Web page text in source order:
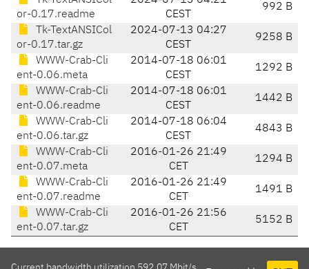
or-0.17.readme
CEST
992 B
Tk-TextANSICol
or-0.17.tar.gz
2024-07-13 04:27
CEST
9258 B
WWW-Crab-Cli
ent-0.06.meta
2014-07-18 06:01
CEST
1292 B
WWW-Crab-Cli
ent-0.06.readme
2014-07-18 06:01
CEST
1442 B
WWW-Crab-Cli
ent-0.06.tar.gz
2014-07-18 06:04
CEST
4843 B
WWW-Crab-Cli
ent-0.07.meta
2016-01-26 21:49
CET
1294 B
WWW-Crab-Cli
ent-0.07.readme
2016-01-26 21:49
CET
1491 B
WWW-Crab-Cli
ent-0.07.tar.gz
2016-01-26 21:56
CET
5152 B